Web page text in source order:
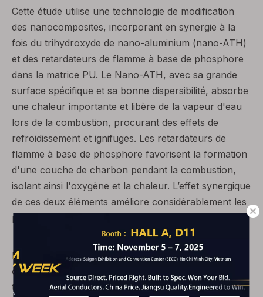
Cette étude utilise une technologie de modification
des nanocomposites, incorporant en synergie à la
fois du trihydroxyde de nano-aluminium (nano-ATH)
et des retardateurs de flamme à base de phosphore
dans la matrice PU. Le Nano-ATH, avec sa grande
surface spécifique et sa bonne dispersibilité, absorbe
une chaleur importante et libère de la vapeur d'eau
lors de la combustion, procurant des effets de
refroidissement et ignifuges. Les retardateurs de
flamme à base de phosphore favorisent la formation
d'une couche de charbon pendant la combustion,
isolant ainsi l'oxygène et la chaleur. L’effet synergique
de ces deux éléments améliore considérablement les
performances ignifuges du PU.
Les résultats des tests de performance du matériau
composite PU modifié indiquent : la résistance à la
traction atteint 25 MPa ; l'allongement à la rupture